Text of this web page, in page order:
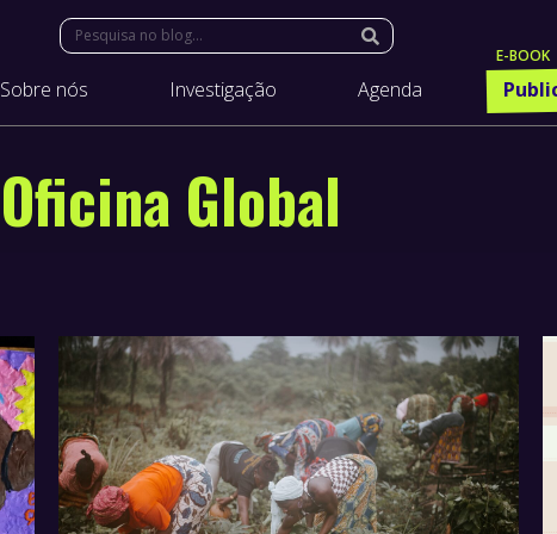
Search:
Sobre nós Investigação Agenda
Oficina Global